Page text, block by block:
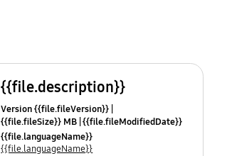
{{file.description}}
Version {{file.fileVersion}}
{{file.fileSize}} MB {{file.fileModifiedDate}}
{{file.osNames}}
{{file.languageName}}
{{file.languageName}}